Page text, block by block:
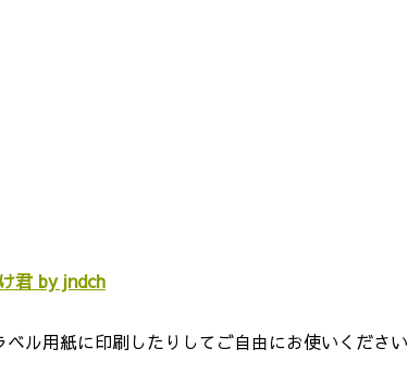
君 by jndch
ル用紙に印刷したりしてご自由にお使いください